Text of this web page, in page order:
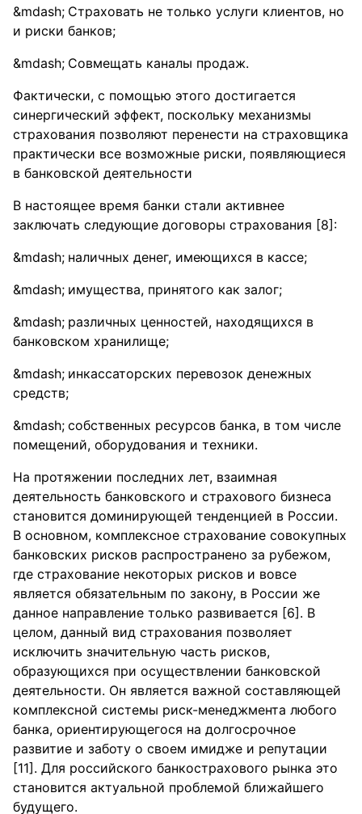
Страховать не только услуги клиентов, но
и риски банков;
Совмещать каналы продаж.
Фактически, с помощью этого достигается
синергический эффект, поскольку механизмы
страхования позволяют перенести на страховщика
практически все возможные риски, появляющиеся
в банковской деятельности
В настоящее время банки стали активнее
заключать следующие договоры страхования [8]:
наличных денег, имеющихся в кассе;
имущества, принятого как залог;
различных ценностей, находящихся в
банковском хранилище;
инкассаторских перевозок денежных
средств;
собственных ресурсов банка, в том числе
помещений, оборудования и техники.
На протяжении последних лет, взаимная
деятельность банковского и страхового бизнеса
становится доминирующей тенденцией в России.
В основном, комплексное страхование совокупных
банковских рисков распространено за рубежом,
где страхование некоторых рисков и вовсе
является обязательным по закону, в России же
данное направление только развивается [6]. В
целом, данный вид страхования позволяет
исключить значительную часть рисков,
образующихся при осуществлении банковской
деятельности. Он является важной составляющей
комплексной системы риск-менеджмента любого
банка, ориентирующегося на долгосрочное
развитие и заботу о своем имидже и репутации
[11]. Для российского банкострахового рынка это
становится актуальной проблемой ближайшего
будущего.